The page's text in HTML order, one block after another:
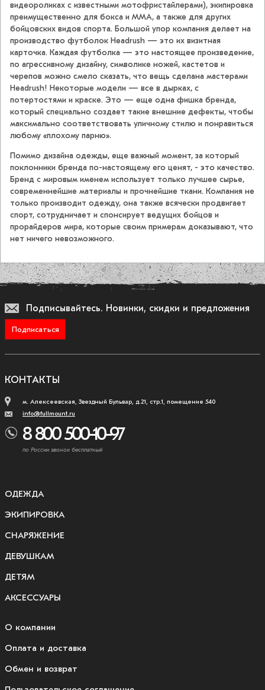
видеороликах с известными мотофристайлерами), экипировка
преимущественно для бокса и ММА, а также для других
бойцовских видов спорта. Большой упор компания делает на
производство футболок Headrush — это их визитная
карточка. Каждая футболка — это настоящее произведение,
по агрессивному дизайну, символике ножей, кастетов и
черепов можно смело сказать, что вещь сделана мастерами
Headrush! Некоторые модели — все в дырках, с
потертостями и краске. Это — еще одна фишка бренда,
который специально создает такие внешние дефекты, чтобы
максимально соответствовать уличному стилю и понравиться
любому «плохому парню».
Помимо дизайна одежды, еще важный момент, за который
поклонники бренда по-настоящему его ценят, - это качество.
Бренд с мировым именем использует только лучшее сырье,
современнейшие материалы и прочнейшие ткани. Компания не
только производит одежду, она также всячески продвигает
спорт, сотрудничает и спонсирует ведущих бойцов и
прорайдеров мира, которые своим примерам доказывают, что
нет ничего невозможного.
Подписывайтесь. Новинки, скидки и предложения
Подписаться
КОНТАКТЫ
м. Алексеевская, Звездный Бульвар, д.21, стр.1, помещение 540
info@fullmount.ru
8 800 500-10-97
по России звонок бесплатный
ОДЕЖДА
ЭКИПИРОВКА
СНАРЯЖЕНИЕ
ДЕВУШКАМ
ДЕТЯМ
АКСЕССУАРЫ
О компании
Оплата и доставка
Обмен и возврат